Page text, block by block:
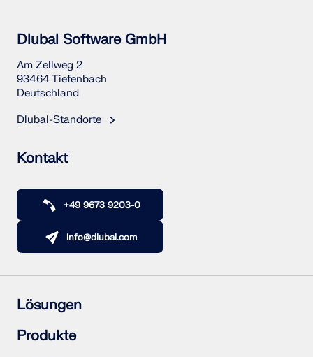
Dlubal Software GmbH
Am Zellweg 2
93464 Tiefenbach
Deutschland
Dlubal-Standorte
Kontakt
+49 9673 9203-0
info@dlubal.com
Lösungen
Stahlbetonbau
Stahlbau
Produkte